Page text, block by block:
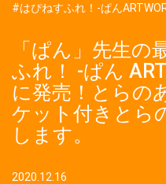
#はぴねすふれ！-ぱん
「ぱん」先生の
ふれ！ -ぱん
に発売！とらの
ケット付きとら
します。
2020.12.16